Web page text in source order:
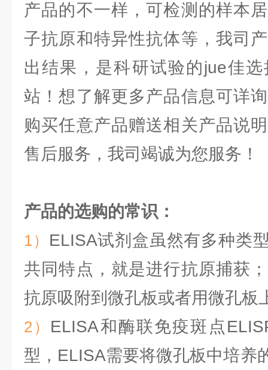
产品的不一样，可检测的样本
子抗原和特异性抗体等，我司
出结果，是科研试验的jue佳
站！想了解更多产品信息可详
购买任意产品赠送相关产品说
售后服务，我司竭诚为您服务！
产品的选购的常识：
1） ELISA试剂盒虽然有多种类
共同特点，就是进行抗原捕获
抗原吸附到微孔板或者用微孔板
2） ELISA和酶联免疫斑点
型，ELISA需要将微孔板中培养